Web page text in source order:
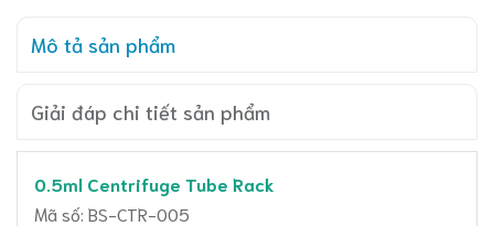
Mô tả sản phẩm
Giải đáp chi tiết sản phẩm
0.5ml Centrifuge Tube Rack
Mã số: BS-CTR-005